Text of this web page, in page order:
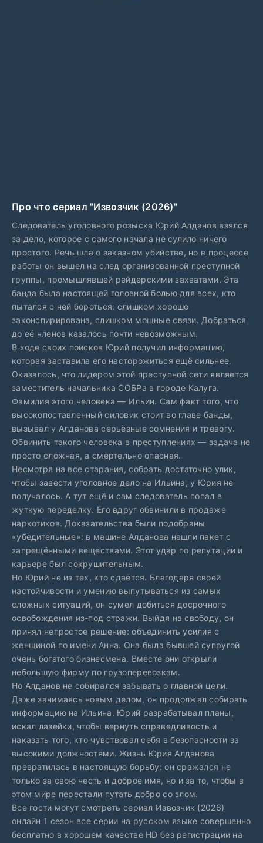
Про что сериал "Извозчик (2026)"
Следователь уголовного розыска Юрий Алданов взялся
за дело, которое с самого начала не сулило ничего
простого. Речь шла о заказном убийстве, но в процессе
работы он вышел на след организованной преступной
группы, промышлявшей рейдерскими захватами. Эта
банда была настоящей головной болью для всех, кто
пытался с ней бороться: слишком хорошо
законспирирована, слишком мощные связи. Добраться
до её членов казалось почти невозможным.
В ходе своих поисков Юрий получил информацию,
которая заставила его насторожиться ещё сильнее.
Оказалось, что лидером этой преступной сети является
заместитель начальника СОБРа в городе Калуга.
Фамилия этого человека — Ильин. Сам факт того, что
высокопоставленный силовик стоит во главе банды,
вызывал у Алданова серьёзные сомнения и тревогу.
Обвинить такого человека в преступлениях — задача не
просто сложная, а смертельно опасная.
Несмотря на все старания, собрать достаточно улик,
чтобы завести уголовное дело на Ильина, у Юрия не
получалось. А тут ещё и сам следователь попал в
жуткую переделку. Его вдруг обвинили в продаже
наркотиков. Доказательства были подобраны
«убедительные»: в машине Алданова нашли пакет с
запрещёнными веществами. Этот удар по репутации и
карьере был сокрушительным.
Но Юрий не из тех, кто сдаётся. Благодаря своей
настойчивости и умению выпутываться из самых
сложных ситуаций, он сумел добиться досрочного
освобождения из-под стражи. Выйдя на свободу, он
принял непростое решение: объединить усилия с
женщиной по имени Анна. Она была бывшей супругой
очень богатого бизнесмена. Вместе они открыли
небольшую фирму по грузоперевозкам.
Но Алданов не собирался забывать о главной цели.
Даже занимаясь новым делом, он продолжал собирать
информацию на Ильина. Юрий разрабатывал планы,
искал лазейки, чтобы вернуть справедливость и
наказать того, кто чувствовал себя в безопасности за
высокими должностями. Жизнь Юрия Алданова
превратилась в настоящую борьбу: он сражался не
только за свою честь и доброе имя, но и за то, чтобы в
этом мире перестали путать добро со злом.
Все гости могут смотреть сериал Извозчик (2026)
онлайн 1 сезон все серии на русском языке совершенно
бесплатно в хорошем качестве HD без регистрации на